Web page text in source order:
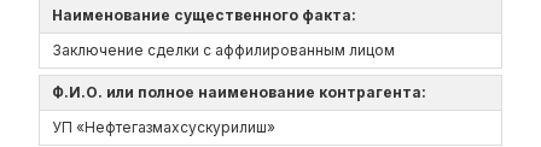
Наименование существенного факта:
Заключение сделки с аффилированным лицом
Ф.И.О. или полное наименование контрагента:
УП «Нефтегазмахсускурилиш»